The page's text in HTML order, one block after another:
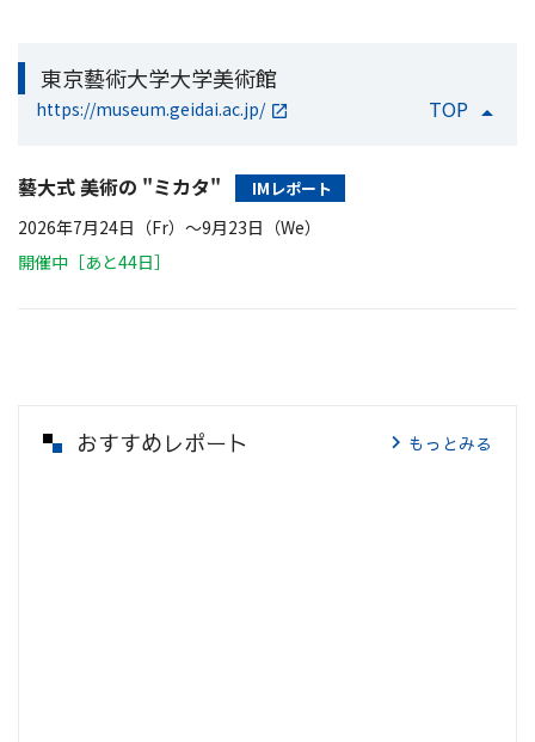
東京藝術大学大学美術館
https://museum.geidai.ac.jp/ TOP
藝大式 美術の "ミカタ" IMレポート
2026年7月24日（Fr）〜9月23日（We）
開催中［あと44日］
おすすめレポート もっとみる